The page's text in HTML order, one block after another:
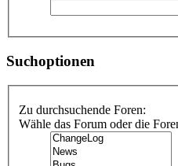
Suchoptionen
Zu durchsuchende Foren:
Wähle das Forum oder die